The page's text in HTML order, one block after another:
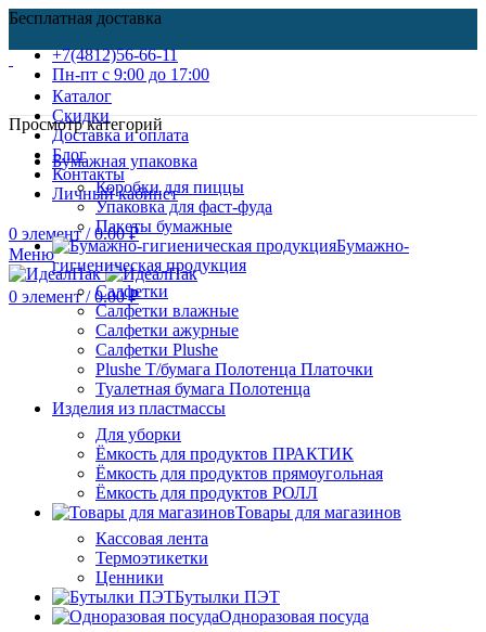
Бесплатная доставка
+7(4812)56-66-11
Пн-пт c 9:00 до 17:00
Каталог
Скидки
Доставка и оплата
Блог
Контакты
Личный кабинет
0 элемент / 0.00₽
Меню
0 элемент / 0.00₽
Просмотр категорий
Бумажная упаковка
Коробки для пиццы
Упаковка для фаст-фуда
Пакеты бумажные
Бумажно-
гигиеническая продукция
Салфетки
Салфетки влажные
Салфетки ажурные
Салфетки Plushe
Plushe Т/бумага Полотенца Платочки
Туалетная бумага Полотенца
Изделия из пластмассы
Для уборки
Ёмкость для продуктов ПРАКТИК
Ёмкость для продуктов прямоугольная
Ёмкость для продуктов РОЛЛ
Товары для магазинов
Кассовая лента
Термоэтикетки
Ценники
Бутылки ПЭТ
Одноразовая посуда